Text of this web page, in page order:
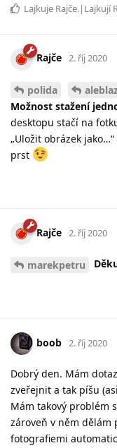
Lajkuje Rajče.|Lajkují
Rajče 2. říj 2020
polida
Možnost stažení
desktopu stačí na
„Uložit obrázek
prst
Rajče 2. říj 2020
marekpetru
boob 2. říj 2020
Dobrý den. Mám
zveřejnit a tak píšu
Mám takový problém
zároveň v něm dělám
fotografiemi